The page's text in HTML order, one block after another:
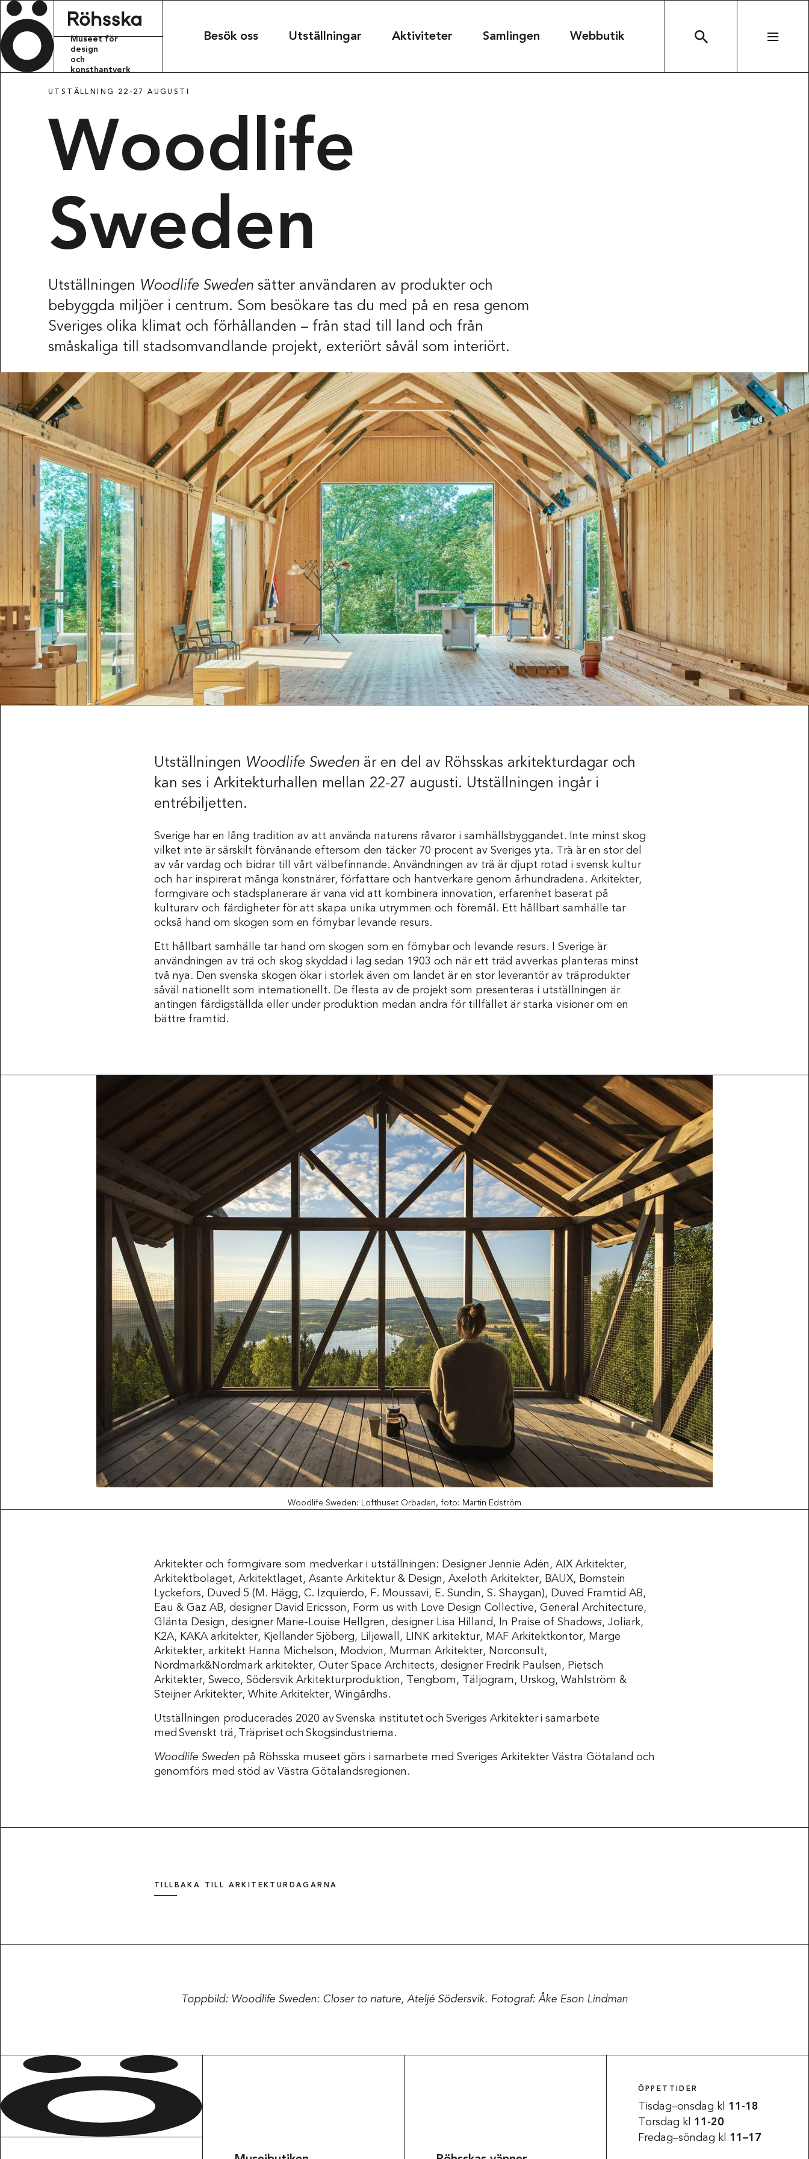
Museet för
design
och
konsthantverk
Besök oss Utställningar Aktiviteter Samlingen Webbutik
info.rohsskamuseet@kultur.goteborg.se
+46 31 368 31 50
Vasagatan 37-39
411 37 Göteborg, Sweden
Röhsska museet
Vasagatan 37-39
Box 53178
SE-400 15 Göteborg
Svenska English Deutsch
Projekt & samarbeten
Skola
Kontakta oss
Press & Media
UTSTÄLLNING 22-27 AUGUSTI
Woodlife
Sweden
Utställningen Woodlife Sweden sätter användaren av produkter och
bebyggda miljöer i centrum. Som besökare tas du med på en resa genom
Sveriges olika klimat och förhållanden – från stad till land och från
småskaliga till stadsomvandlande projekt, exteriört såväl som interiört.
Utställningen Woodlife Sweden är en del av Röhsskas arkitekturdagar och
kan ses i Arkitekturhallen mellan 22-27 augusti. Utställningen ingår i
entrébiljetten.
Sverige har en lång tradition av att använda naturens råvaror i samhällsbyggandet. Inte minst skog
vilket inte är särskilt förvånande eftersom den täcker 70 procent av Sveriges yta. Trä är en stor del
av vår vardag och bidrar till vårt välbefinnande. Användningen av trä är djupt rotad i svensk kultur
och har inspirerat många konstnärer, författare och hantverkare genom århundradena. Arkitekter,
formgivare och stadsplanerare är vana vid att kombinera innovation, erfarenhet baserat på
kulturarv och färdigheter för att skapa unika utrymmen och föremål. Ett hållbart samhälle tar
också hand om skogen som en förnybar levande resurs.
Ett hållbart samhälle tar hand om skogen som en förnybar och levande resurs. I Sverige är
användningen av trä och skog skyddad i lag sedan 1903 och när ett träd avverkas planteras minst
två nya. Den svenska skogen ökar i storlek även om landet är en stor leverantör av träprodukter
såväl nationellt som internationellt. De flesta av de projekt som presenteras i utställningen är
antingen färdigställda eller under produktion medan andra för tillfället är starka visioner om en
bättre framtid.
Woodlife Sweden: Lofthuset Orbaden, foto: Martin Edström
Arkitekter och formgivare som medverkar i utställningen: Designer Jennie Adén, AIX Arkitekter,
Arkitektbolaget, Arkitektlaget, Asante Arkitektur & Design, Axeloth Arkitekter, BAUX, Bornstein
Lyckefors, Duved 5 (M. Hägg, C. Izquierdo, F. Moussavi, E. Sundin, S. Shaygan), Duved Framtid AB,
Eau & Gaz AB, designer David Ericsson, Form us with Love Design Collective, General Architecture,
Glänta Design, designer Marie-Louise Hellgren, designer Lisa Hilland, In Praise of Shadows, Joliark,
K2A, KAKA arkitekter, Kjellander Sjöberg, Liljewall, LINK arkitektur, MAF Arkitektkontor, Marge
Arkitekter, arkitekt Hanna Michelson, Modvion, Murman Arkitekter, Norconsult,
Nordmark&Nordmark arkitekter, Outer Space Architects, designer Fredrik Paulsen, Pietsch
Arkitekter, Sweco, Södersvik Arkitekturproduktion, Tengbom, Täljogram, Urskog, Wahlström &
Steijner Arkitekter, White Arkitekter, Wingårdhs.
Utställningen producerades 2020 av Svenska institutet och Sveriges Arkitekter i samarbete
med Svenskt trä, Träpriset och Skogsindustrierna.
Woodlife Sweden på Röhsska museet görs i samarbete med Sveriges Arkitekter Västra Götaland och
genomförs med stöd av Västra Götalandsregionen.
TILLBAKA TILL ARKITEKTURDAGARNA
Toppbild: Woodlife Sweden: Closer to nature, Ateljé Södersvik. Fotograf: Åke Eson Lindman
ÖPPETTIDER
Tisdag–onsdag kl 11-18
Torsdag kl 11-20
Fredag–söndag kl 11–17